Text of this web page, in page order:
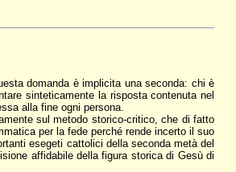
domanda è implicita una seconda: chi è
sinteticamente la risposta contenuta nel
alla fine ogni persona.
sul metodo storico-critico, che di fatto
per la fede perché rende incerto il suo
esegeti cattolici della seconda metà del
affidabile della figura storica di Gesù di